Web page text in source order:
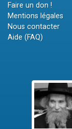
Faire un don !
Mentions légales
Nous contacter
Aide (FAQ)